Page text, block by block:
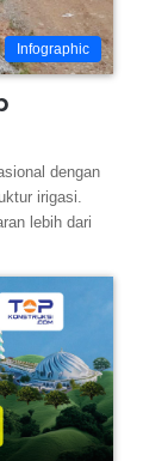
Infographic
dengan
irigasi.
lebih dari